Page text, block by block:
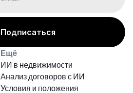
Ещё
Условия и положения
Анализ договоров с ИИ
ИИ в недвижимости